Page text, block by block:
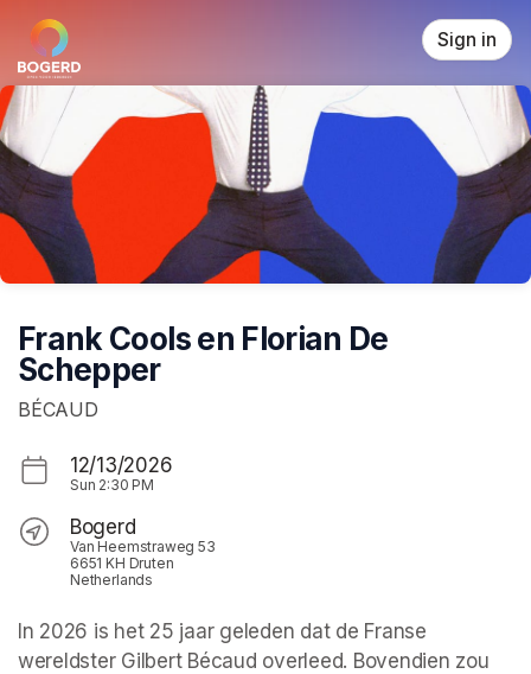
Skip header
Sign in
Frank Cools en Florian De
Schepper
BÉCAUD
12/13/2026
Sun 2:30 PM
Bogerd
Van Heemstraweg 53
6651 KH Druten
Netherlands
In 2026 is het 25 jaar geleden dat de Franse
wereldster Gilbert Bécaud overleed. Bovendien zou